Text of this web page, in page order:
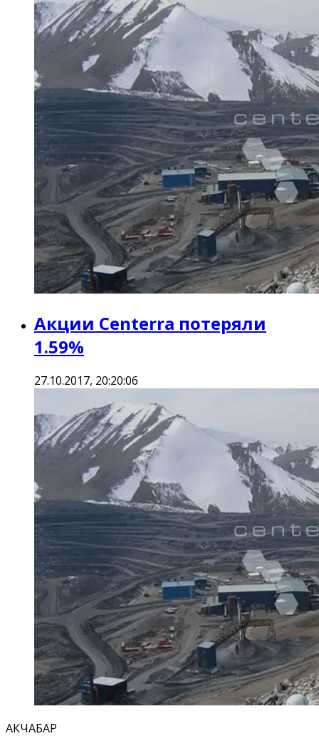
Акции Centerra потеряли
1.59%
27.10.2017, 20:20:06
АКЧАБАР